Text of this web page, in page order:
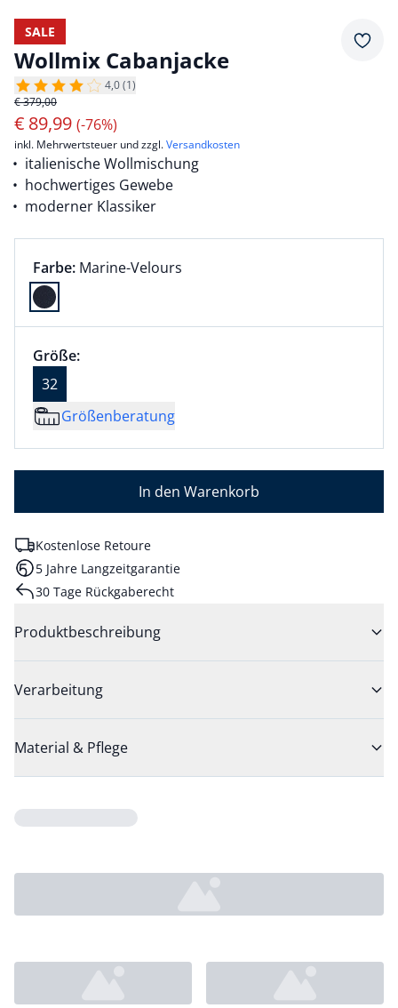
SALE
Wollmix Cabanjacke
4,0 (1)
€ 379,00
€ 89,99 (-76%)
inkl. Mehrwertsteuer und zzgl.Versandkosten
italienische Wollmischung
hochwertiges Gewebe
moderner Klassiker
Farbauswahl:
Farbe: aktuell ausgewählt:
Marine-Velours
Farbe Marine-Velours ausgewählt
Größenauswahl:
Größe:
Größe 32 ausgewählt
32
Größenberatung
In den Warenkorb
Kostenlose Retoure
5 Jahre Langzeitgarantie
30 Tage Rückgaberecht
Produktbeschreibung
Verarbeitung
Material & Pflege